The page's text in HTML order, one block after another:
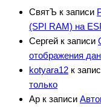
СвятЪ к записи
(SPI RAM) на
Сергей к записи
отображения
kotyara12 к
только
Ар к записи